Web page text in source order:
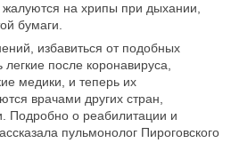
на хрипы при дыхании,
бумаги.
избавиться от подобных
после коронавируса,
медики, и теперь их
врачами других стран,
Подробно о реабилитации и
пульмонолог Пироговского